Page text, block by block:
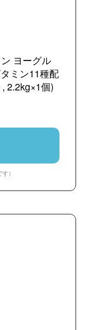
ヨーグル
ミン11種配
2.2kg×1個)
）